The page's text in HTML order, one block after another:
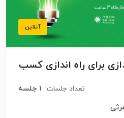
آنلاین
برای راه اندازی کسب
تعداد جلسات: ۱ جلسه